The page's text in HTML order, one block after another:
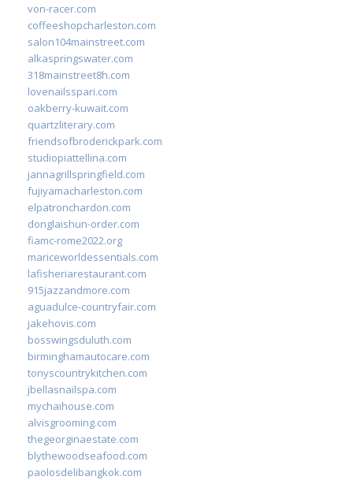
von-racer.com
coffeeshopcharleston.com
salon104mainstreet.com
alkaspringswater.com
318mainstreet8h.com
lovenailsspari.com
oakberry-kuwait.com
quartzliterary.com
friendsofbroderickpark.com
studiopiattellina.com
jannagrillspringfield.com
fujiyamacharleston.com
elpatronchardon.com
donglaishun-order.com
fiamc-rome2022.org
mariceworldessentials.com
lafisheriarestaurant.com
915jazzandmore.com
aguadulce-countryfair.com
jakehovis.com
bosswingsduluth.com
birminghamautocare.com
tonyscountrykitchen.com
jbellasnailspa.com
mychaihouse.com
alvisgrooming.com
thegeorginaestate.com
blythewoodseafood.com
paolosdelibangkok.com